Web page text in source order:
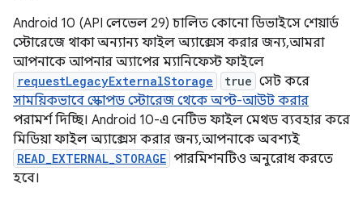
Android 10 (API লেভেল 29) চালিত কোনো ডিভাইসে শেয়ার্ড
স্টোরেজে থাকা অন্যান্য ফাইল অ্যাক্সেস করার জন্য, আমরা
আপনাকে আপনার অ্যাপের ম্যানিফেস্ট ফাইলে
requestLegacyExternalStorage true সেট করে
সাময়িকভাবে স্কোপড স্টোরেজ থেকে অপ্ট-আউট করার
পরামর্শ দিচ্ছি। Android 10-এ নেটিভ ফাইল মেথড ব্যবহার করে
মিডিয়া ফাইল অ্যাক্সেস করার জন্য, আপনাকে অবশ্যই
READ_EXTERNAL_STORAGE পারমিশনটিও অনুরোধ করতে
হবে।